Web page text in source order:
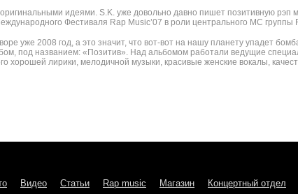
идеями. S.K. уже довольно давно пишет позитивную рэп
Фестиваля Rap Music’07 в роли центрального MC группы
уже 2008 год, а это значит, что вот-вот на нашу планету упадет
под названием: «Позитив». Над альбомом работали ведущие
хорошей лирики, мелодичной музыки, красивые женские вокалы,
Видео Статьи Rap music Магазин Концертный отдел